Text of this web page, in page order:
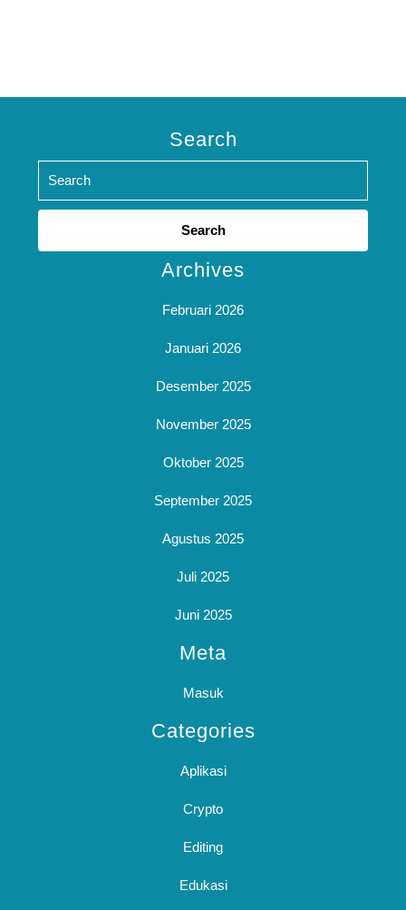
Search
Search
Archives
Februari 2026
Januari 2026
Desember 2025
November 2025
Oktober 2025
September 2025
Agustus 2025
Juli 2025
Juni 2025
Meta
Masuk
Categories
Aplikasi
Crypto
Editing
Edukasi